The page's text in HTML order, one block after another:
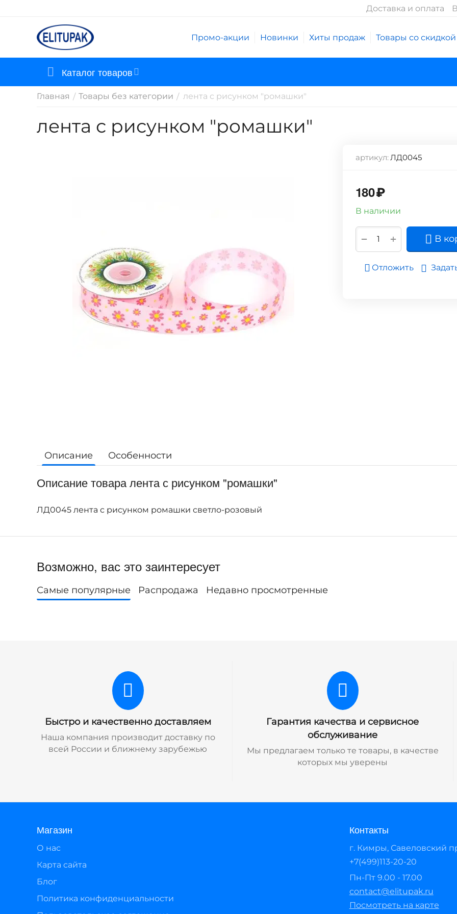
Доставка и оплата
Промо-акции Новинки Хиты продаж Товары со скидкой
Каталог товаров
Главная / Товары без категории / лента с рисунком "ромашки"
лента с рисунком "ромашки"
артикул:ЛД0045
180₽
В наличии
+
− В
Отложить
Описание Особенности
Описание товара лента с рисунком "ромашки"
ЛД0045 лента с рисунком ромашки светло-розовый
Возможно, вас это заинтересует
Самые популярные Распродажа Недавно просмотренные
Быстро и качественно доставляем
Наша компания производит доставку по
всей России и ближнему зарубежью
Гарантия качества и сервисное
обслуживание
Мы предлагаем только те товары, в качестве
которых мы уверены
Магазин
О нас
Карта сайта
Блог
Политика конфиденциальности
Контакты
г. Кимры, Савеловский
+7(499)113-20-20
Пн-Пт 9.00 - 17.00
contact@elitupak.ru
Посмотреть на карте